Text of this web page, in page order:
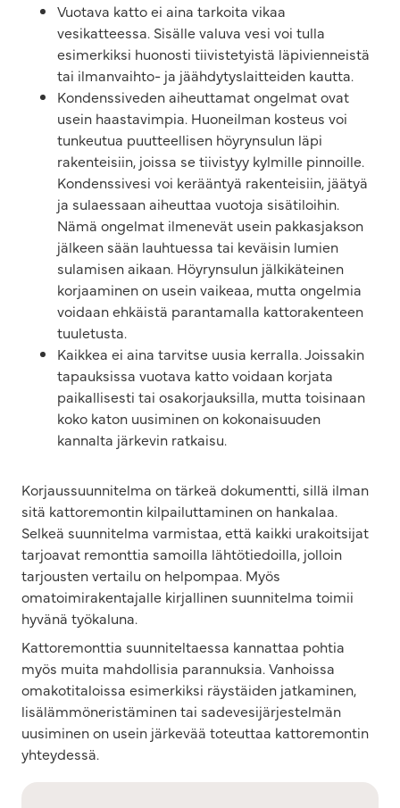
Vuotava katto ei aina tarkoita vikaa
vesikatteessa. Sisälle valuva vesi voi tulla
esimerkiksi huonosti tiivistetyistä läpivienneistä
tai ilmanvaihto- ja jäähdytyslaitteiden kautta.
Kondenssiveden aiheuttamat ongelmat ovat
usein haastavimpia. Huoneilman kosteus voi
tunkeutua puutteellisen höyrynsulun läpi
rakenteisiin, joissa se tiivistyy kylmille pinnoille.
Kondenssivesi voi kerääntyä rakenteisiin, jäätyä
ja sulaessaan aiheuttaa vuotoja sisätiloihin.
Nämä ongelmat ilmenevät usein pakkasjakson
jälkeen sään lauhtuessa tai keväisin lumien
sulamisen aikaan. Höyrynsulun jälkikäteinen
korjaaminen on usein vaikeaa, mutta ongelmia
voidaan ehkäistä parantamalla kattorakenteen
tuuletusta.
Kaikkea ei aina tarvitse uusia kerralla. Joissakin
tapauksissa vuotava katto voidaan korjata
paikallisesti tai osakorjauksilla, mutta toisinaan
koko katon uusiminen on kokonaisuuden
kannalta järkevin ratkaisu.
Korjaussuunnitelma on tärkeä dokumentti, sillä ilman
sitä kattoremontin kilpailuttaminen on hankalaa.
Selkeä suunnitelma varmistaa, että kaikki urakoitsijat
tarjoavat remonttia samoilla lähtötiedoilla, jolloin
tarjousten vertailu on helpompaa. Myös
omatoimirakentajalle kirjallinen suunnitelma toimii
hyvänä työkaluna.
Kattoremonttia suunniteltaessa kannattaa pohtia
myös muita mahdollisia parannuksia. Vanhoissa
omakotitaloissa esimerkiksi räystäiden jatkaminen,
lisälämmöneristäminen tai sadevesijärjestelmän
uusiminen on usein järkevää toteuttaa kattoremontin
yhteydessä.